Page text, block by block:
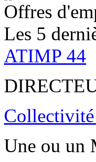
Offres
Les 5
ATIMP 44
Collectivité
Une ou un